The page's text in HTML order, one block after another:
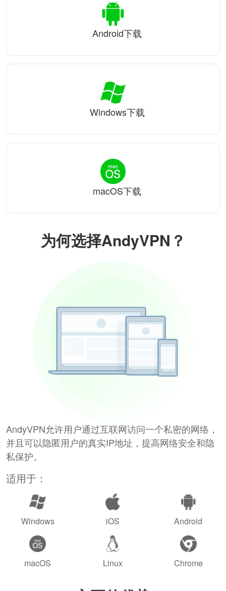
为何选择AndyVPN？
AndyVPN允许用户通过互联网访问一个私密的网络，
并且可以隐匿用户的真实IP地址，提高网络安全和隐
私保护。
适用于：
Windows iOS Android
macOS Linux Chrome
Android下载
Windows下载
macOS下载